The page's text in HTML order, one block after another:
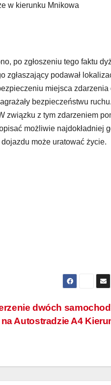
w kierunku Mnikowa
po zgłoszeniu tego faktu
zgłaszający podawał
miejsca
bezpieczeństwu
związku z tym zdarzeniem
możliwie najdokładniej
może uratować życie.
dwóch
na Autostradzie A4